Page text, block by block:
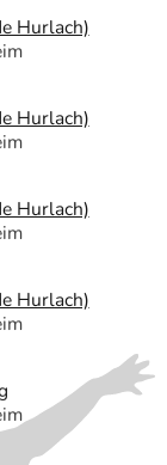
Hurlach)
Hurlach)
Hurlach)
Hurlach)